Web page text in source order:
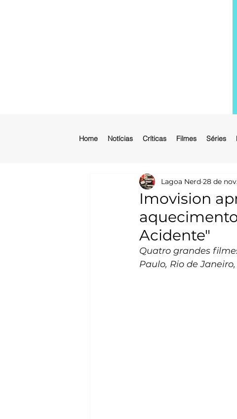
Home Notícias Críticas Filmes Séries
Imovision
Acidente"
Lagoa Nerd 28 de
Quatro grandes
Paulo, Rio de